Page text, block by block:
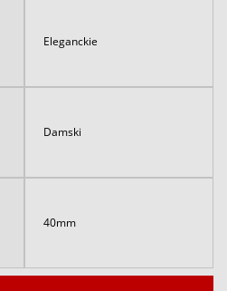
Eleganckie
Damski
40mm